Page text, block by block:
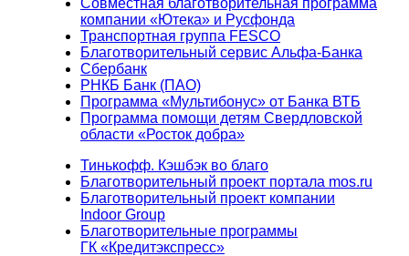
Совместная благотворительная программа
компании «Ютека» и Русфонда
Транспортная группа FESCO
Благотворительный сервис Альфа-Банка
Сбербанк
РНКБ Банк (ПАО)
Программа «Мультибонус» от Банка ВТБ
Программа помощи детям Свердловской
области «Росток добра»
Тинькофф. Кэшбэк во благо
Благотворительный проект портала mos.ru
Благотворительный проект компании
Indoor Group
Благотворительные программы
ГК «Кредитэкспресс»